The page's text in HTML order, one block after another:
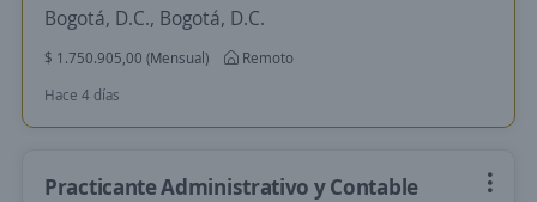
Bogotá, D.C., Bogotá, D.C.
$ 1.750.905,00 (Mensual)
Remoto
Hace 4 días
Practicante Administrativo y Contable